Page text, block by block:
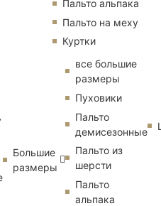
Пальто альпака
Пальто на меху
Куртки
Большие
размеры
все большие
размеры
Пуховики
Пальто
демисезонные
Пальто из
шерсти
Пальто
альпака